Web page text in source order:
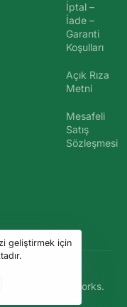
İptal –
İade –
Garanti
Koşulları
Açık Rıza
Metni
Mesafeli
Satış
Sözleşmesi
Saklıdır. Hueworks.
geliştirmek için